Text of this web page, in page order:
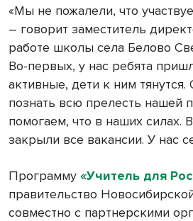
«Мы не пожалели, что
– говорит заместитель
работе школы села Белово
Во-первых, у нас ребята
активные, дети к ним тянутся.
познать всю прелесть нашей
помогаем, что в наших силах.
закрыли все вакансии. У нас
Программу «Учитель для
правительство
совместно с партнерскими